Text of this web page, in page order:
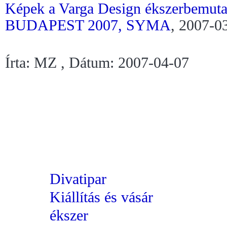
Képek a Varga Design
BUDAPEST 2007, SYMA, 2007-
Írta: MZ , Dátum: 2007-04-07
Divatipar
Kiállítás és vásár
ékszer